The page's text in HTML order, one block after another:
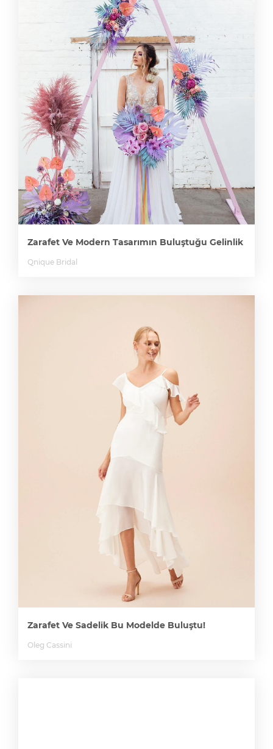
Zarafet Ve Modern Tasarımın Buluştuğu Gelinlik
Qnique Bridal
Zarafet Ve Sadelik Bu Modelde Buluştu!
Oleg Cassini